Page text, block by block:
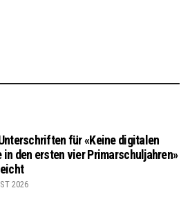
für «Keine digitalen
in den ersten vier Primarschuljahren»
2026